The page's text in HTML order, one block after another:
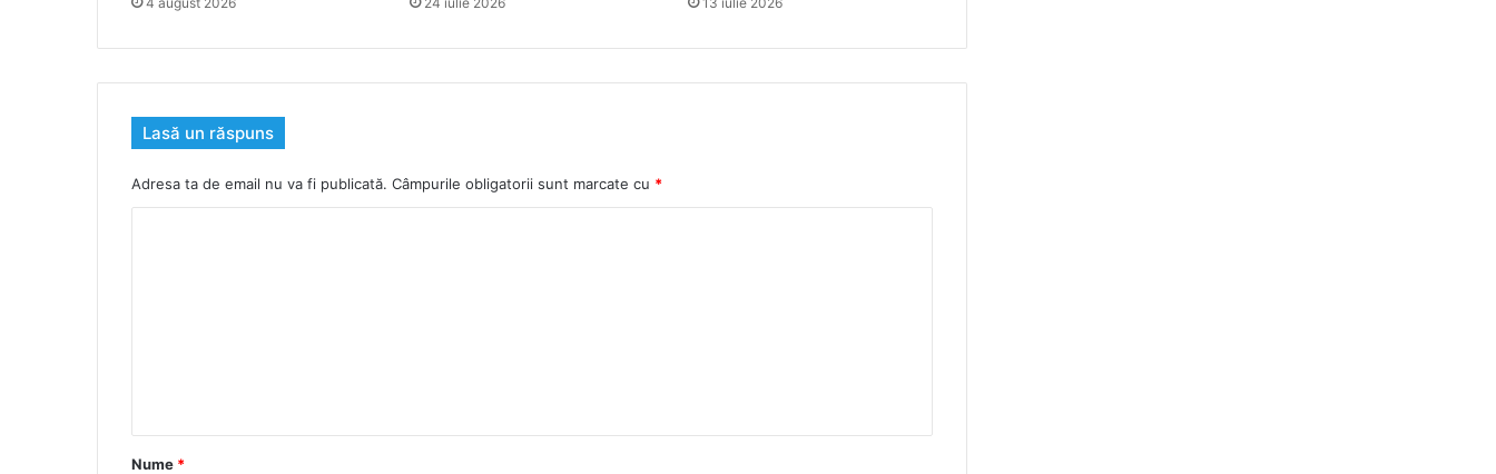
Lasă un răspuns
Adresa ta de email nu va fi publicată. Câmpurile obligatorii sunt marcate cu *
rNume *